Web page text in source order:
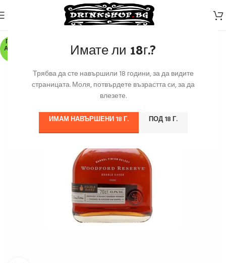
Имате ли 18г.?
Трябва да сте навършили 18 години, за да видите
страницата. Моля, потвърдете възрастта си, за да
влезете.
ИМАМ НАВЪРШЕНИ 18 Г. ПОД 18 Г.
ПО З
АЯВК